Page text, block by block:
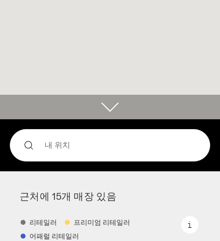
근처에 15개 매장 있음
리테일러
프리미엄 리테일러
어패럴 리테일러